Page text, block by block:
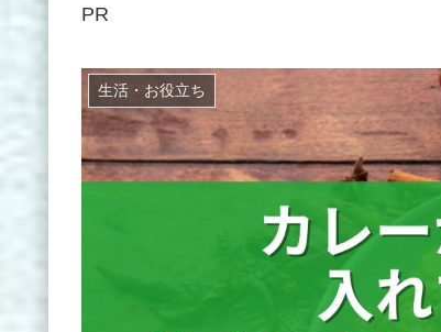
PR
生活・お役立ち